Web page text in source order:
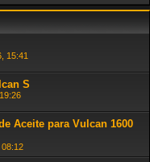
15:41
S
Aceite para Vulcan 1600
08:12